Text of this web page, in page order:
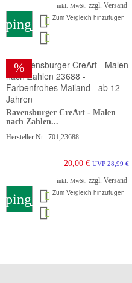
inkl. MwSt. zzgl. Versand
Zum Vergleich hinzufügen
%
Ravensburger CreArt - Malen
nach Zahlen...
Hersteller Nr.: 701,23688
20,00 € UVP 28,99 €
inkl. MwSt. zzgl. Versand
Zum Vergleich hinzufügen